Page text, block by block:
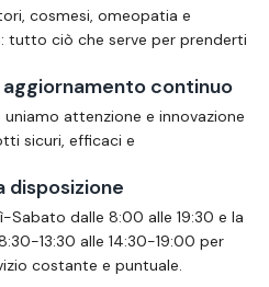
cosmesi, omeopatia e
tutto ciò che serve per prenderti
aggiornamento continuo
attenzione e innovazione
sicuri, efficaci e
disposizione
Sabato dalle 8:00 alle 19:30 e la
13:30 alle 14:30-19:00 per
costante e puntuale.